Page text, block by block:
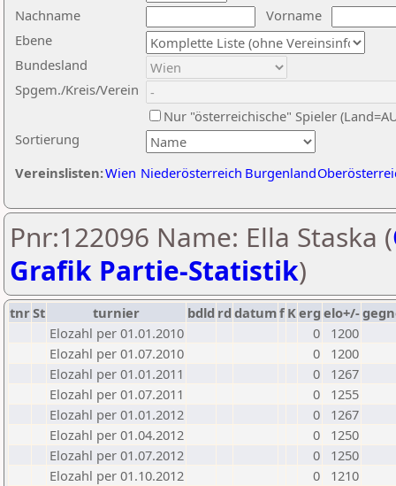
Nachname
Vorname
Ebene
Sortierung
Bundesland
Spgem./Kreis/Verein
Nur "österreichische" Spieler
Vereinslisten:Wien Niederösterreich Burgenland
Pnr:122096 Name: Ella Staska (
Grafik Partie-Statistik)
tnrSt turnier bdld rd datumf Kerg elo+/-
Elozahl per 01.01.2010
0
1200
Elozahl per 01.07.2010
0
1200
Elozahl per 01.01.2011
0
1267
Elozahl per 01.07.2011
0
1255
Elozahl per 01.01.2012
0
1267
Elozahl per 01.04.2012
0
1250
Elozahl per 01.07.2012
0
1250
Elozahl per 01.10.2012
0
1210